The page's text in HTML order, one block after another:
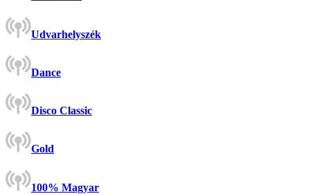
Udvarhelyszék
Dance
Disco Classic
Gold
100% Magyar